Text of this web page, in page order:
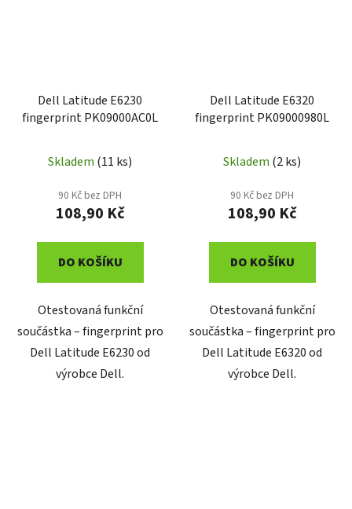
Dell Latitude E6230
fingerprint PK09000AC0L
Skladem (11 ks)
90 Kč bez DPH
108,90 Kč
DO KOŠÍKU
Otestovaná funkční
součástka – fingerprint pro
Dell Latitude E6230 od
výrobce Dell.
Dell Latitude E6320
fingerprint PK09000980L
Skladem (2 ks)
90 Kč bez DPH
108,90 Kč
DO KOŠÍKU
Otestovaná funkční
součástka – fingerprint pro
Dell Latitude E6320 od
výrobce Dell.